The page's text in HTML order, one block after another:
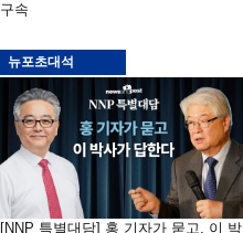
구속
뉴포초대석
[NNP 특별대담] 홍 기자가 묻고, 이 박